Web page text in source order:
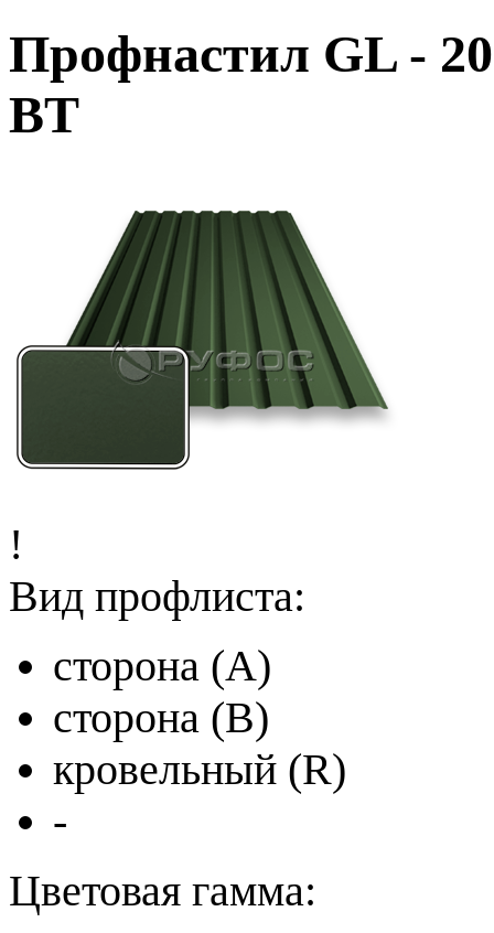
Профнастил GL -
BT
!
Вид профлиста:
сторона (A)
сторона (B)
кровельный (R)
-
Цветовая гамма: